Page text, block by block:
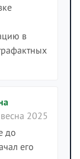
в
2025
до
его